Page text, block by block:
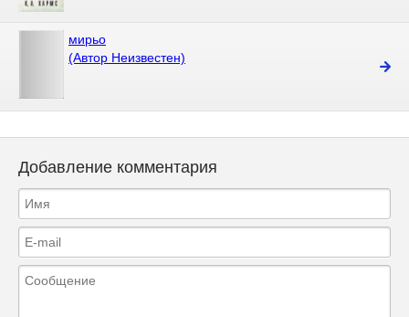
мирьо
(Автор Неизвестен)
Добавление комментария